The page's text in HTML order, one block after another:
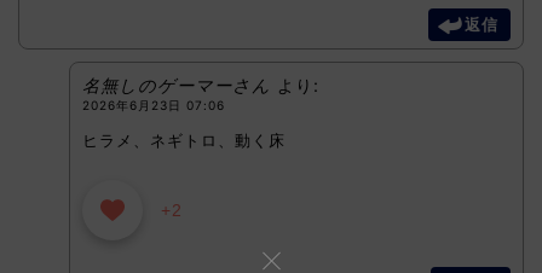
返信
名無しのゲーマーさん より:
2026年6月23日 07:06
ヒラメ、ネギトロ、動く床
+2